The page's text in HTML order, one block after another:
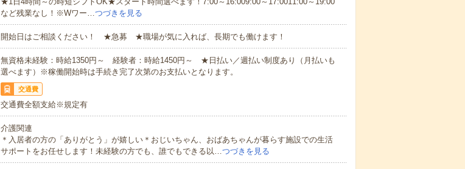
など残業なし！※Wワー…つづきを見る
開始日はご相談ください！ ★急募 ★職場が気に入れば、長期でも働けます！
無資格未経験：時給1350円～ 経験者：時給1450円～ ★日払い／週払い制度あり（月払いも
選べます）※稼働開始時は手続き完了次第のお支払いとなります。
交通費
交通費全額支給※規定有
介護関連
＊入居者の方の「ありがとう」が嬉しい＊おじいちゃん、おばあちゃんが暮らす施設での生活
サポートをお任せします！未経験の方でも、誰でもできる以…つづきを見る